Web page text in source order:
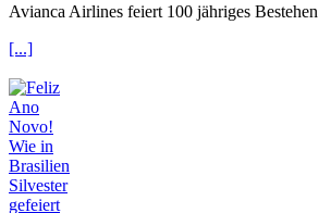
Avianca Airlines feiert 100 jähriges Bestehen
[...]